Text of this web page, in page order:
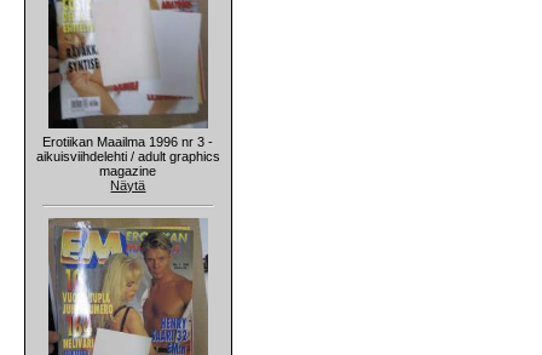
Erotiikan Maailma 1996 nr 3 -
aikuisviihdelehti / adult graphics
magazine
Näytä